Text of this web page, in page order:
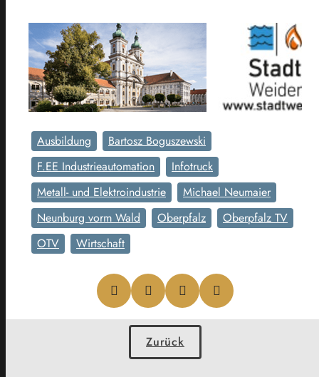
Ausbildung
Bartosz Boguszewski
F.EE Industrieautomation
Infotruck
Metall- und Elektroindustrie
Michael Neumaier
Neunburg vorm Wald
Oberpfalz
Oberpfalz TV
OTV
Wirtschaft
Zurück